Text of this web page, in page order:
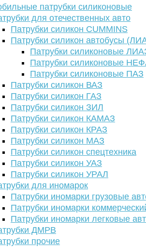
патрубки силиконовые
для отечественных авто
Патрубки силикон CUMMINS
Патрубки силикон автобусы
Патрубки силиконовые
Патрубки силиконовые
Патрубки силиконовые ПАЗ
Патрубки силикон ВАЗ
Патрубки силикон ГАЗ
Патрубки силикон ЗИЛ
Патрубки силикон КАМАЗ
Патрубки силикон КРАЗ
Патрубки силикон МАЗ
Патрубки силикон спецтехника
Патрубки силикон УАЗ
Патрубки силикон УРАЛ
для иномарок
Патрубки иномарки грузовые
Патрубки иномарки
Патрубки иномарки легковые
ДМРВ
прочие